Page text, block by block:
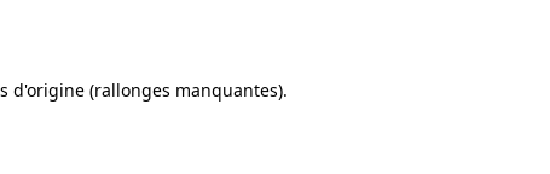
d'origine (rallonges manquantes).